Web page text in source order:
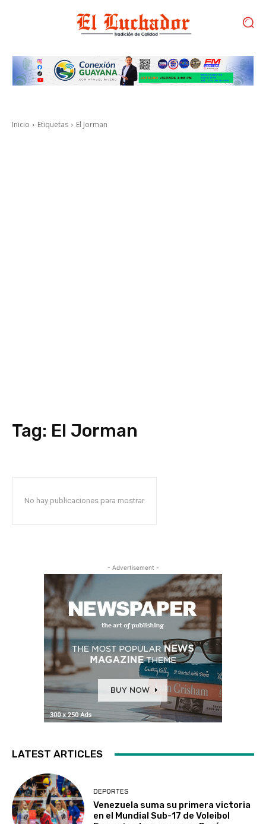
Inicio Etiquetas El Jorman
Tag: El Jorman
No hay publicaciones para mostrar
- Advertisement -
LATEST ARTICLES
DEPORTES
Venezuela suma su primera victoria
en el Mundial Sub-17 de Voleibol